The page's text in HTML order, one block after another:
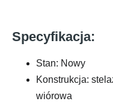
Specyfikacja:
Stan: Nowy
Konstrukcja:
wiórowa